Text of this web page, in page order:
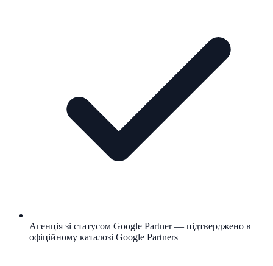
Агенція зі статусом Google Partner — підтверджено в
офіційному каталозі Google Partners